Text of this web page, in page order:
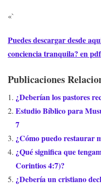
«`
Puedes descargar desde
conciencia tranquila? en pdf
Publicaciones
¿Deberían los pastores
Estudio Bíblico para
7
¿Cómo puedo restaurar
¿Qué significa que
Corintios 4:7)?
¿Debería un cristiano